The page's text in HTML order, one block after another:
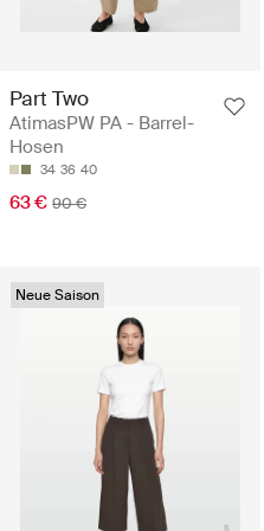
Part Two
AtimasPW PA - Barrel-
Hosen
34 36 40
63 € 90 €
Neue Saison